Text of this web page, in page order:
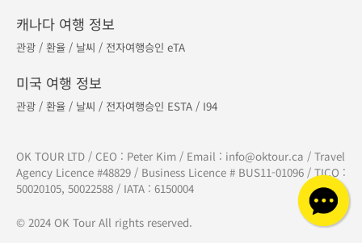
캐나다 여행 정보
관광 / 환율 / 날씨 / 전자여행승인 eTA
미국 여행 정보
관광 / 환율 / 날씨 / 전자여행승인 ESTA / I94
OK TOUR LTD / CEO : Peter Kim / Email : info@oktour.ca / Travel
Agency Licence #48829 / Business Licence # BUS11-01096 / TICO :
50020105, 50022588 / IATA : 6150004
© 2024 OK Tour All rights reserved.